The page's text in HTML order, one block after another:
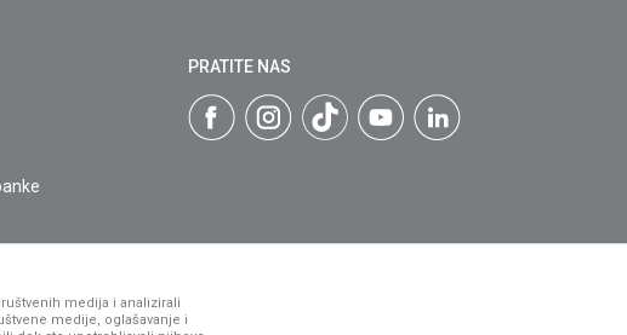
PRATITE NAS
medija i analizirali
medije, oglašavanje i